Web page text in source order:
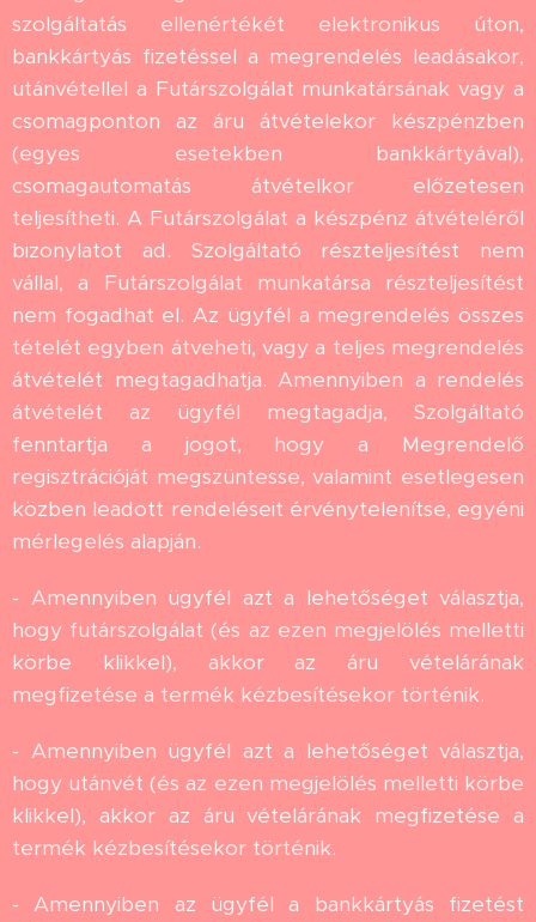
szolgáltatás ellenértékét elektronikus úton,
bankkártyás fizetéssel a megrendelés leadásakor,
utánvétellel a Futárszolgálat munkatársának vagy a
csomagponton az áru átvételekor készpénzben
(egyes esetekben bankkártyával),
csomagautomatás átvételkor előzetesen
teljesítheti. A Futárszolgálat a készpénz átvételéről
bizonylatot ad. Szolgáltató részteljesítést nem
vállal, a Futárszolgálat munkatársa részteljesítést
nem fogadhat el. Az ügyfél a megrendelés összes
tételét egyben átveheti, vagy a teljes megrendelés
átvételét megtagadhatja. Amennyiben a rendelés
átvételét az ügyfél megtagadja, Szolgáltató
fenntartja a jogot, hogy a Megrendelő
regisztrációját megszüntesse, valamint esetlegesen
közben leadott rendeléseit érvénytelenítse, egyéni
mérlegelés alapján.
- Amennyiben ügyfél azt a lehetőséget választja,
hogy futárszolgálat (és az ezen megjelölés melletti
körbe klikkel), akkor az áru vételárának
megfizetése a termék kézbesítésekor történik.
- Amennyiben ügyfél azt a lehetőséget választja,
hogy utánvét (és az ezen megjelölés melletti körbe
klikkel), akkor az áru vételárának megfizetése a
termék kézbesítésekor történik.
- Amennyiben az ügyfél a bankkártyás fizetést